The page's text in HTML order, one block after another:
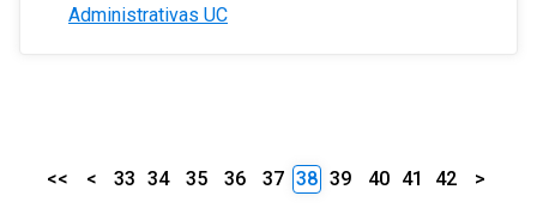
Administrativas UC
<< < 33 34 35 36 37 38 39 40 41 42 >